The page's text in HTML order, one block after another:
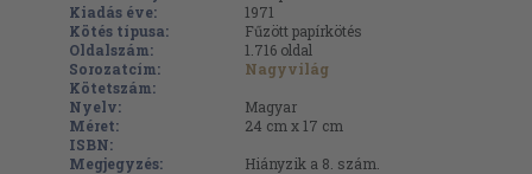
Kiadás éve:
1971
Kötés típusa:
Fűzött papírkötés
Oldalszám:
1.716 oldal
Sorozatcím:
Nagyvilág
Kötetszám:
Nyelv:
Magyar
Méret:
24 cm x 17 cm
ISBN:
Megjegyzés:
Hiányzik a 8. szám.